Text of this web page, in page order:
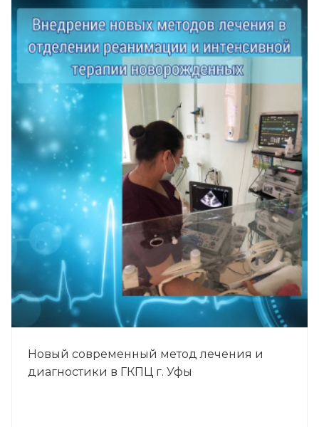
Новый современный метод лечения и
диагностики в ГКПЦ г. Уфы